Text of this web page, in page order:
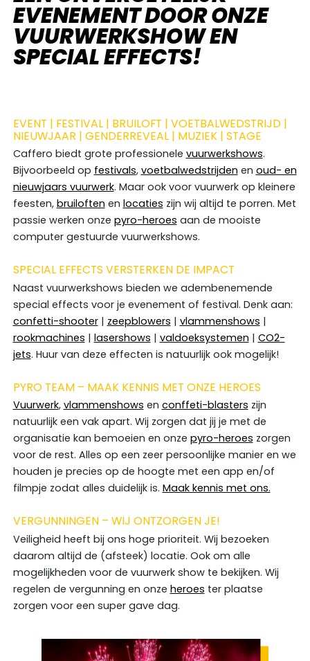
EVENEMENT DOOR ONZE
VUURWERKSHOW EN
SPECIAL EFFECTS!
EVENT | FESTIVAL | BRUILOFT | VOETBALWEDSTRIJD |
NIEUWJAAR | GENDERREVEAL | MUZIEK | STAGE
Caffero biedt grote professionele vuurwerkshows.
Bijvoorbeeld op festivals, voetbalwedstrijden en oud- en
nieuwjaars vuurwerk. Maar ook voor vuurwerk op kleinere
feesten, bruiloften en locaties zijn wij altijd te porren. Met
passie werken onze pyro-heroes aan de mooiste
computer gestuurde vuurwerkshows.
SPECIAL EFFECTS VERSTERKEN DE IMPACT
Naast vuurwerkshows bieden we adembenemende
special effects voor je evenement of festival. Denk aan:
confetti-shooter| zeepblowers | vlammenshows |
rookmachines | lasershows | valdoeksystemen | CO2-
jets. Huur van deze effecten is natuurlijk ook mogelijk!
PYRO TEAM – MAAK KENNIS MET ONZE HEROES
Vuurwerk, vlammenshows en conffeti-blasters zijn
natuurlijk een vak apart. Wij zorgen dat jij je met de
organisatie kan bemoeien en onze pyro-heroes zorgen
voor de rest. Alles op een zeer persoonlijke manier en we
houden je precies op de hoogte met een app en/of
filmpje zodat alles duidelijk is. Maak kennis met ons.
VERGUNNINGEN – WIJ ONTZORGEN JE!
Veiligheid heeft bij ons hoge prioriteit. Wij bezoeken
daarom altijd de (afsteek) locatie. Ook om alle
mogelijkheden voor de vuurwerk show te bekijken. Wij
regelen de vergunning en onze heroes ter plaatse
zorgen voor een super gave dag.